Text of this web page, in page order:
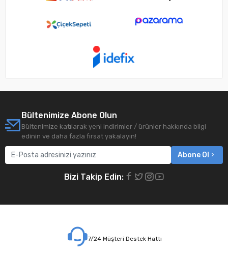
Bültenimize Abone Olun
Bültenimize katılarak yeni indirimler / ürünler hakkında bilgi
edinin ve daha fazla fırsat yakalayın!
Abone Ol
Bizi Takip Edin:
7/24 Müşteri Destek Hattı